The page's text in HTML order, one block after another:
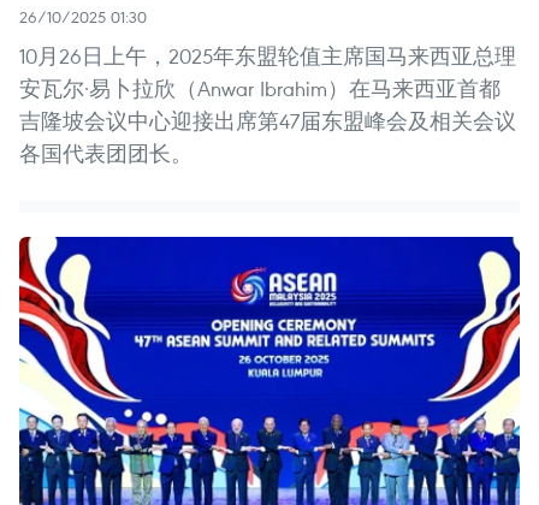
26/10/2025 01:30
10月26日上午，2025年东盟轮值主席国马来西亚总理
安瓦尔·易卜拉欣（Anwar Ibrahim）在马来西亚首都
吉隆坡会议中心迎接出席第47届东盟峰会及相关会议
各国代表团团长。